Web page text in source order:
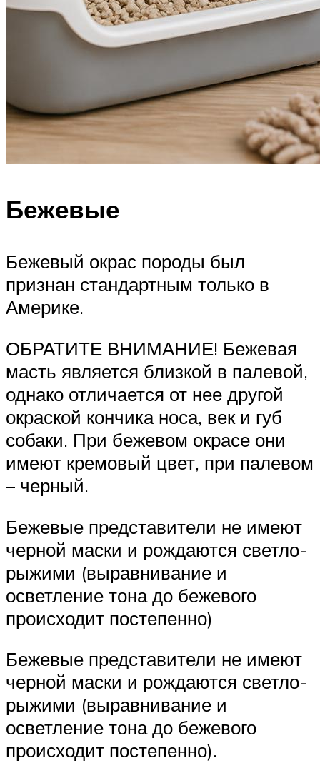
Бежевые
Бежевый окрас породы был
признан стандартным только в
Америке.
ОБРАТИТЕ ВНИМАНИЕ! Бежевая
масть является близкой в палевой,
однако отличается от нее другой
окраской кончика носа, век и губ
собаки. При бежевом окрасе они
имеют кремовый цвет, при палевом
– черный.
Бежевые представители не имеют
черной маски и рождаются светло-
рыжими (выравнивание и
осветление тона до бежевого
происходит постепенно)
Бежевые представители не имеют
черной маски и рождаются светло-
рыжими (выравнивание и
осветление тона до бежевого
происходит постепенно).